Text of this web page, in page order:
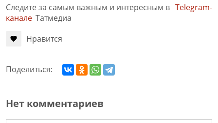
Следите за самым важным и интересным в Telegram-
канале Татмедиа
Нравится
Поделиться:
Нет комментариев